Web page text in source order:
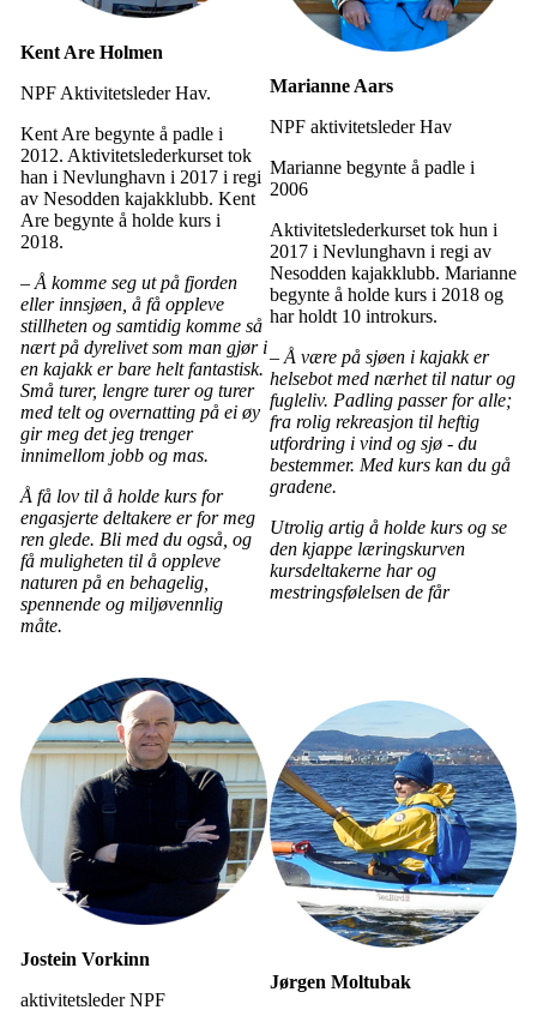
Kent Are Holmen
NPF Aktivitetsleder Hav.
Kent Are begynte å padle i
2012. Aktivitetslederkurset tok
han i Nevlunghavn i 2017 i regi
av Nesodden kajakklubb. Kent
Are begynte å holde kurs i
2018.
– Å komme seg ut på fjorden
eller innsjøen, å få oppleve
stillheten og samtidig komme så
nært på dyrelivet som man gjør i
en kajakk er bare helt fantastisk.
Små turer, lengre turer og turer
med telt og overnatting på ei øy
gir meg det jeg trenger
innimellom jobb og mas.
Å få lov til å holde kurs for
engasjerte deltakere er for meg
ren glede. Bli med du også, og
få muligheten til å oppleve
naturen på en behagelig,
spennende og miljøvennlig
måte.
Marianne Aars
NPF aktivitetsleder Hav
Marianne begynte å padle i
2006
Aktivitetslederkurset tok hun i
2017 i Nevlunghavn i regi av
Nesodden kajakklubb. Marianne
begynte å holde kurs i 2018 og
har holdt 10 introkurs.
– Å være på sjøen i kajakk er
helsebot med nærhet til natur og
fugleliv. Padling passer for alle;
fra rolig rekreasjon til heftig
utfordring i vind og sjø - du
bestemmer. Med kurs kan du gå
gradene.
Utrolig artig å holde kurs og se
den kjappe læringskurven
kursdeltakerne har og
mestringsfølelsen de får
Jostein Vorkinn
aktivitetsleder NPF
Jørgen Moltubak